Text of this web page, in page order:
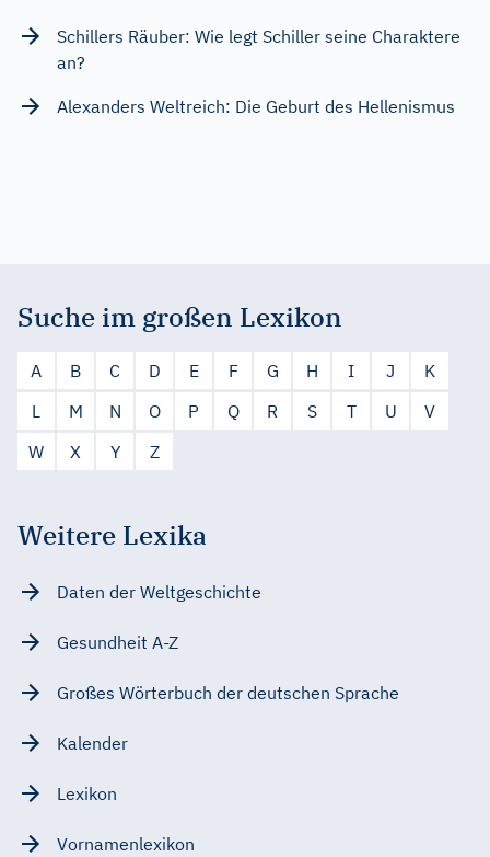
Schillers Räuber: Wie legt Schiller seine Charaktere
an?
Alexanders Weltreich: Die Geburt des Hellenismus
Suche im großen Lexikon
A B C D E F G H I J
K
L
M N O P Q R S T U
V
W
X Y Z
Weitere Lexika
Daten der Weltgeschichte
Gesundheit A-Z
Großes Wörterbuch der deutschen Sprache
Kalender
Lexikon
Vornamenlexikon